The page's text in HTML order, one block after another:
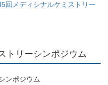
回メディシナルケミストリー
トリーシンポジウム
ンポジウム